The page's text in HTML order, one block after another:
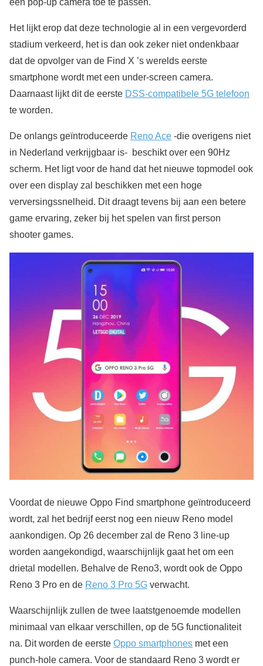
een pop-up camera toe te passen.
Het lijkt erop dat deze technologie al in een vergevorderd
stadium verkeerd, het is dan ook zeker niet ondenkbaar
dat de opvolger van de Find X ’s werelds eerste
smartphone wordt met een under-screen camera.
Daarnaast lijkt dit de eerste DSS-compatibele 5G telefoon
te worden.
De onlangs geïntroduceerde Reno Ace -die overigens niet
in Nederland verkrijgbaar is- beschikt over een 90Hz
scherm. Het ligt voor de hand dat het nieuwe topmodel ook
over een display zal beschikken met een hoge
verversingssnelheid. Dit draagt tevens bij aan een betere
game ervaring, zeker bij het spelen van first person
shooter games.
Voordat de nieuwe Oppo Find smartphone geïntroduceerd
wordt, zal het bedrijf eerst nog een nieuw Reno model
aankondigen. Op 26 december zal de Reno 3 line-up
worden aangekondigd, waarschijnlijk gaat het om een
drietal modellen. Behalve de Reno3, wordt ook de Oppo
Reno 3 Pro en de Reno 3 Pro 5G verwacht.
Waarschijnlijk zullen de twee laatstgenoemde modellen
minimaal van elkaar verschillen, op de 5G functionaliteit
na. Dit worden de eerste Oppo smartphones met een
punch-hole camera. Voor de standaard Reno 3 wordt er